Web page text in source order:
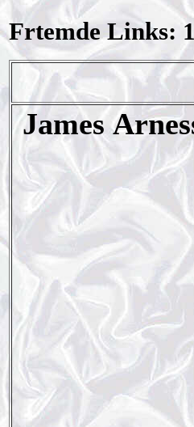
Frtemde Links:
James